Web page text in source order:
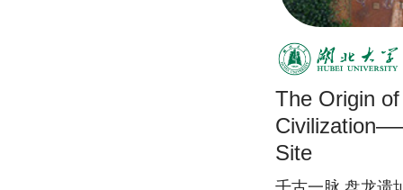
The Origin
Site